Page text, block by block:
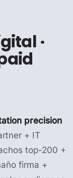
·
precision
+ IT
top-200 +
firma +